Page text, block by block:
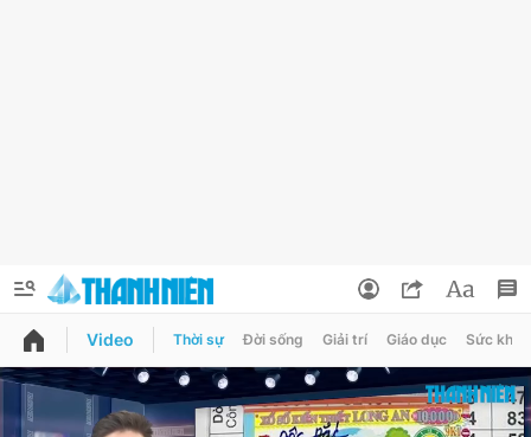
QUẢNG CÁO
Thông tin tài khoản
Video Thời sự Đời sống Giải trí Giáo dục Sức khỏe